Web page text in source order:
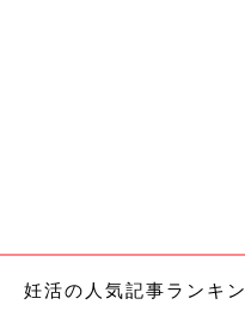
妊活の人気記事ランキ